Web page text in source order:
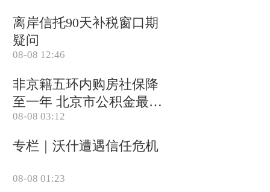
离岸信托90天补税窗口期
疑问
08-08 12:46
非京籍五环内购房社保降
至一年 北京市公积金最高
可贷340万元
08-08 03:12
专栏｜沃什遭遇信任危机
08-08 01:23